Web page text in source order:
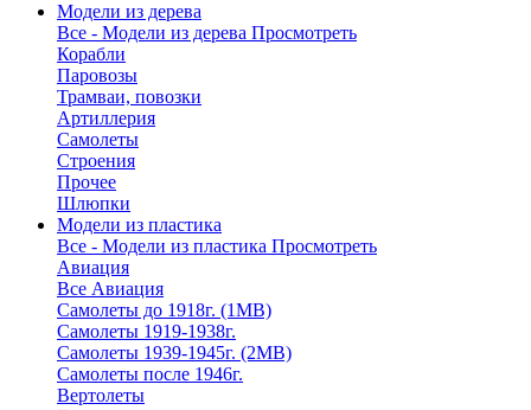
Модели из дерева
Все - Модели из дерева Просмотреть
Корабли
Паровозы
Трамваи, повозки
Артиллерия
Самолеты
Строения
Прочее
Шлюпки
Модели из пластика
Все - Модели из пластика Просмотреть
Авиация
Все Авиация
Самолеты до 1918г. (1МВ)
Самолеты 1919-1938г.
Самолеты 1939-1945г. (2МВ)
Самолеты после 1946г.
Вертолеты